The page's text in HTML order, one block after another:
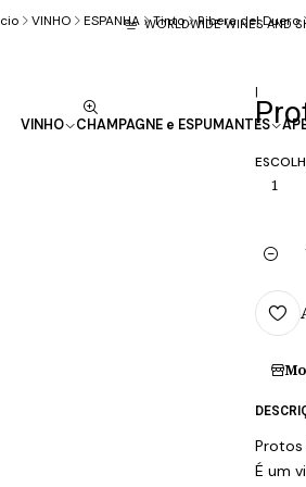
VINHO CHAMPAGNE e ESPUMANTES
WORLDWIDE WINES AND
VINHO ESPANHA Tinto Ribera del Duero
|
1
Protos
É um